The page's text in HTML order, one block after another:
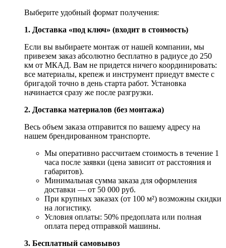
Выберите удобный формат получения:
1. Доставка «под ключ» (входит в стоимость)
Если вы выбираете монтаж от нашей компании, мы
привезем заказ абсолютно бесплатно в радиусе до 250
км от МКАД. Вам не придется ничего координировать:
все материалы, крепеж и инструмент приедут вместе с
бригадой точно в день старта работ. Установка
начинается сразу же после разгрузки.
2. Доставка материалов (без монтажа)
Весь объем заказа отправится по вашему адресу на
нашем брендированном транспорте.
Мы оперативно рассчитаем стоимость в течение 1
часа после заявки (цена зависит от расстояния и
габаритов).
Минимальная сумма заказа для оформления
доставки — от 50 000 руб.
При крупных заказах (от 100 м²) возможны скидки
на логистику.
Условия оплаты: 50% предоплата или полная
оплата перед отправкой машины.
3. Бесплатный самовывоз